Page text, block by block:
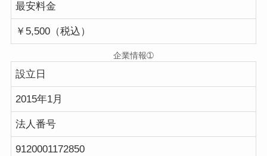
最安料金
￥5,500（税込）
企業情報➀
設立日
2015年1月
法人番号
9120001172850